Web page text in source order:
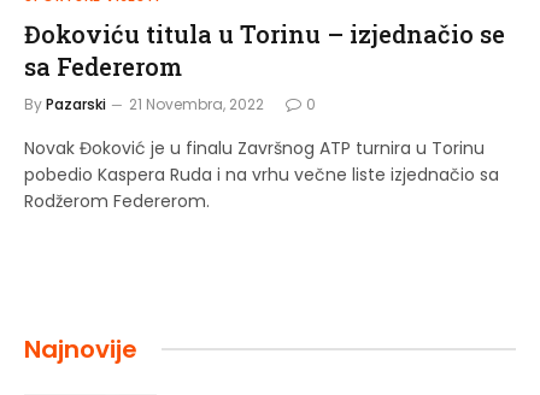
Đokoviću titula u Torinu – izjednačio se
sa Federerom
ByPazarski 21 Novembra, 2022 0
Novak Đoković je u finalu Završnog ATP turnira u Torinu
pobedio Kaspera Ruda i na vrhu večne liste izjednačio sa
Rodžerom Federerom.
Najnovije